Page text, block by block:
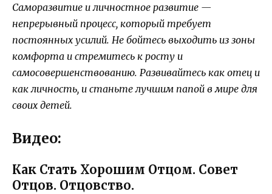
Саморазвитие и личностное развитие —
непрерывный процесс, который требует
постоянных усилий. Не бойтесь выходить из зоны
комфорта и стремитесь к росту и
самосовершенствованию. Развивайтесь как отец и
как личность, и станьте лучшим папой в мире для
своих детей.
Видео:
Как Стать Хорошим Отцом. Совет
Отцов. Отцовство.